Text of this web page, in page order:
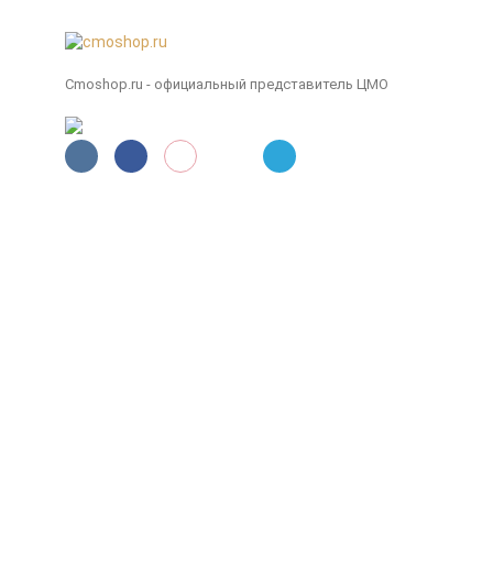
Cmoshop.ru - официальный представитель ЦМО